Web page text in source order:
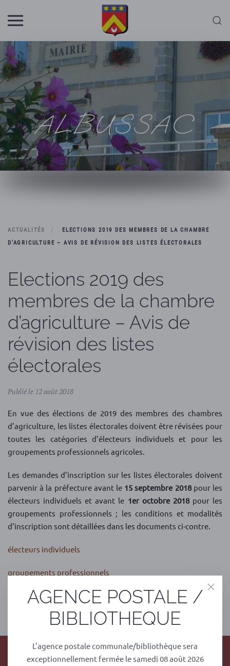
Skip to main content
ALBUSSAC
ACTUALITÉS
ELECTIONS 2019 DES MEMBRES DE LA CHAMBRE
D’AGRICULTURE – AVIS DE RÉVISION DES LISTES ÉLECTORALES
Elections 2019 des
membres de la chambre
d’agriculture – Avis de
révision des listes
électorales
Publié le 12 août 2018
En vue des élections de 2019 des membres des chambres
d’agriculture, les listes électorales doivent être révisées pour
toutes les catégories d’électeurs individuels et pour les
groupements professionnels agricoles.
Les demandes d’inscription sur les listes électorales doivent
parvenir à la préfecture avant le 15 septembre 2018pour les
électeurs individuels et avant le 1er octobre 2018pour les
groupements professionnels ; les conditions et modalités
d’inscription sont détaillées dans les documents ci-contre.
électeurs individuels
groupements professionnels
AGENCE POSTALE /
BIBLIOTHEQUE
L'agence postale communale/bibliothèque sera
exceptionnellement fermée le samedi 08 août 2026